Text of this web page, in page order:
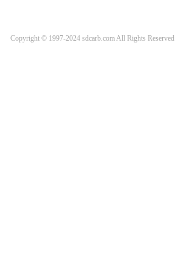
Copyright © 1997-2024 sdcarb.com All Rights Reserved